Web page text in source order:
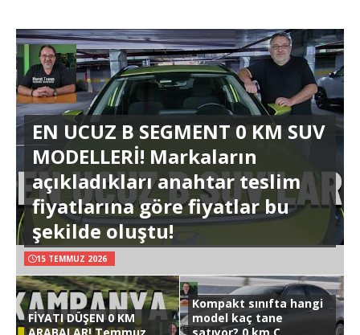
EN UCUZ B SEGMENT 0 KM SUV
MODELLERİ! Markaların
açıkladıkları anahtar teslim
fiyatlarına göre fiyatlar bu
şekilde oluştu!
15 TEMMUZ 2026
FİYATI DÜŞEN 0 KM
Kompakt sınıfta hangi
model kaç tane